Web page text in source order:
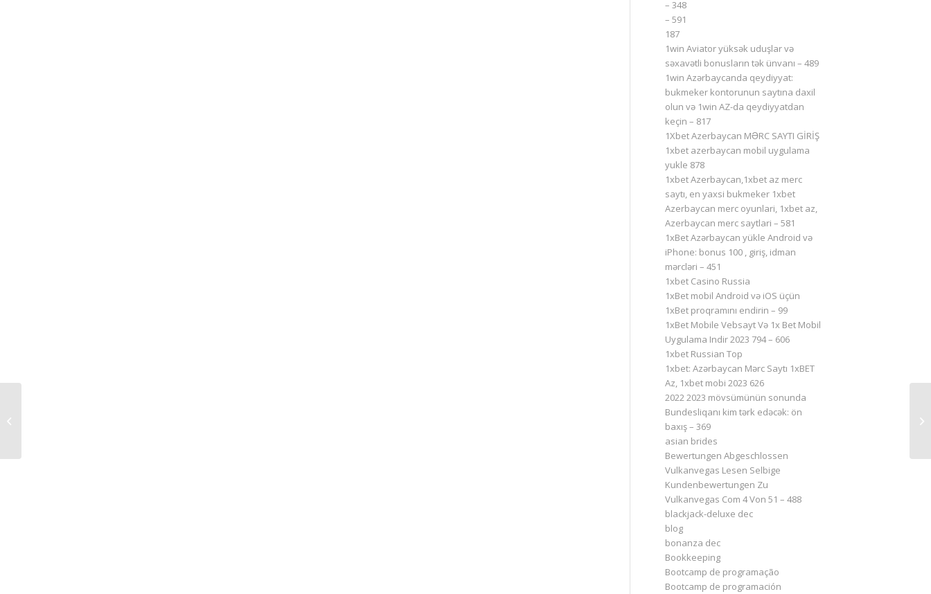
– 348
– 591
187
1win Aviator yüksək uduşlar və
səxavətli bonusların tək ünvanı – 489
1win Azərbaycanda qeydiyyat:
bukmeker kontorunun saytına daxil
olun və 1win AZ-da qeydiyyatdan
keçin – 817
1Xbet Azerbaycan MƏRC SAYTI GİRİŞ
1xbet azerbaycan mobil uygulama
yukle 878
1xbet Azerbaycan,1xbet az merc
saytı, en yaxsi bukmeker 1xbet
Azerbaycan merc oyunlari, 1xbet az,
Azerbaycan merc saytlari – 581
1xBet Azərbaycan yükle Android və
iPhone: bonus 100 , giriş, idman
mərcləri – 451
1xbet Casino Russia
1xBet mobil Android və iOS üçün
1xBet proqramını endirin – 99
1xBet Mobile Vebsayt Və 1x Bet Mobil
Uygulama Indir 2023 794 – 606
1xbet Russian Top
1xbet: Azərbaycan Mərc Saytı 1xBET
Az, 1xbet mobi 2023 626
2022 2023 mövsümünün sonunda
Bundesliqanı kim tərk edəcək: ön
baxış – 369
asian brides
Bewertungen Abgeschlossen
Vulkanvegas Lesen Selbige
Kundenbewertungen Zu
Vulkanvegas Com 4 Von 51 – 488
blackjack-deluxe dec
blog
bonanza dec
Bookkeeping
Bootcamp de programação
Bootcamp de programación